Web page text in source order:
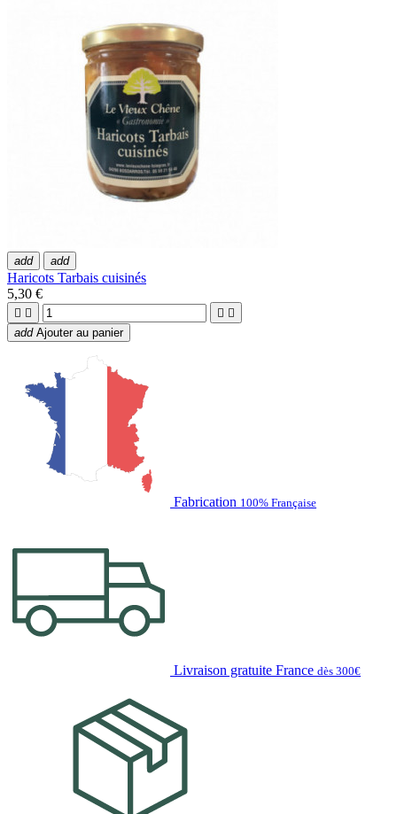
add add
Haricots Tarbais cuisinés
5,30 €
   
add Ajouter au panier
Fabrication 100% Française
Livraison gratuite France dès 300€